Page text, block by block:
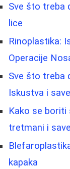
Sve što treba
lice
Rinoplastika:
Operacije
Sve što treba
Iskustva i
Kako se boriti
tretmani i
kapaka